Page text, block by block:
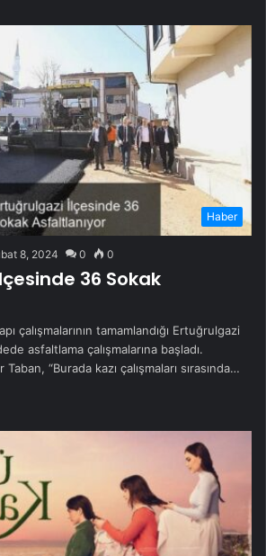
Haber
8, 2024 0 0
36 Sokak
çalışmalarının tamamlandığı Ertuğrulgazi
asfaltlama çalışmalarına başladı.
“Burada kazı çalışmaları sırasında…